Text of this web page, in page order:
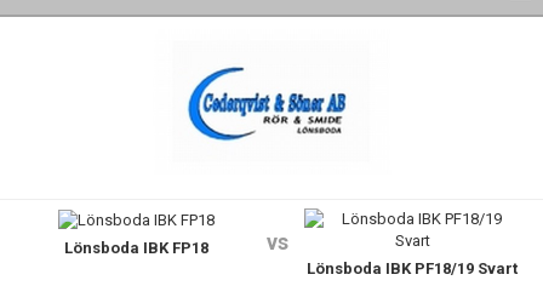
TRUPPENLönsboda IBK FP18 vs
Lönsboda IBK PF18/19 Svart